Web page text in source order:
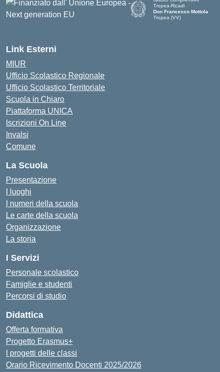
Tropea-Ricadi
Don Francesco Mottola
Tropea (VV)
Link Esterni
MIUR
Ufficio Scolastico Regionale
Ufficio Scolastico Territoriale
Scuola in Chiaro
Piattaforma UNICA
Iscrizioni On Line
Invalsi
Comune
La Scuola
Presentazione
I luoghi
I numeri della scuola
Le carte della scuola
Organizzazione
La storia
I Servizi
Personale scolastico
Famiglie e studenti
Percorsi di studio
Didattica
Offerta formativa
Progetto Erasmus+
I progetti delle classi
Orario Ricevimento Docenti 2025/2026